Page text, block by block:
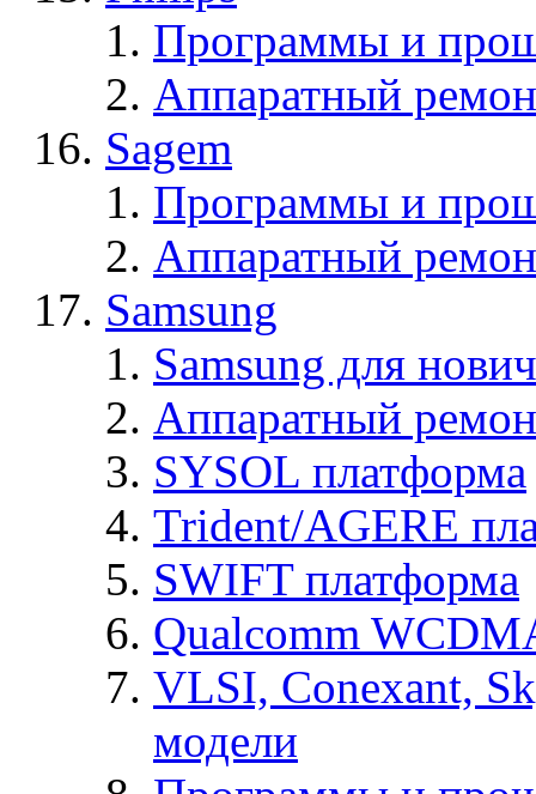
Программы и
Аппаратный
Sagem
Программы и
Аппаратный
Samsung
Samsung для
Аппаратный
SYSOL платформа
Trident/AGERE
SWIFT платформа
Qualcomm
VLSI, Conexant,
модели